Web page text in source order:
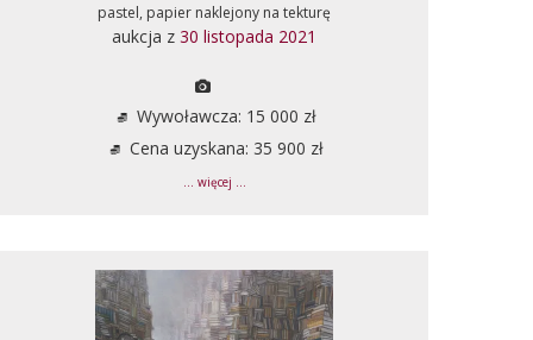
pastel, papier naklejony na tekturę
aukcja z 30 listopada 2021
Wywoławcza: 15 000 zł
Cena uzyskana: 35 900 zł
... więcej ...